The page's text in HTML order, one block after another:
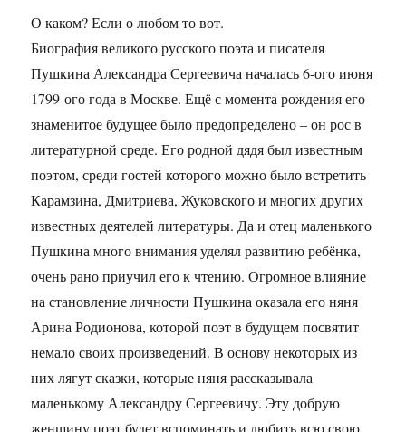
О каком? Если о любом то вот.
Биография великого русского поэта и писателя
Пушкина Александра Сергеевича началась 6-ого июня
1799-ого года в Москве. Ещё с момента рождения его
знаменитое будущее было предопределено – он рос в
литературной среде. Его родной дядя был известным
поэтом, среди гостей которого можно было встретить
Карамзина, Дмитриева, Жуковского и многих других
известных деятелей литературы. Да и отец маленького
Пушкина много внимания уделял развитию ребёнка,
очень рано приучил его к чтению. Огромное влияние
на становление личности Пушкина оказала его няня
Арина Родионова, которой поэт в будущем посвятит
немало своих произведений. В основу некоторых из
них лягут сказки, которые няня рассказывала
маленькому Александру Сергеевичу. Эту добрую
женщину поэт будет вспоминать и любить всю свою